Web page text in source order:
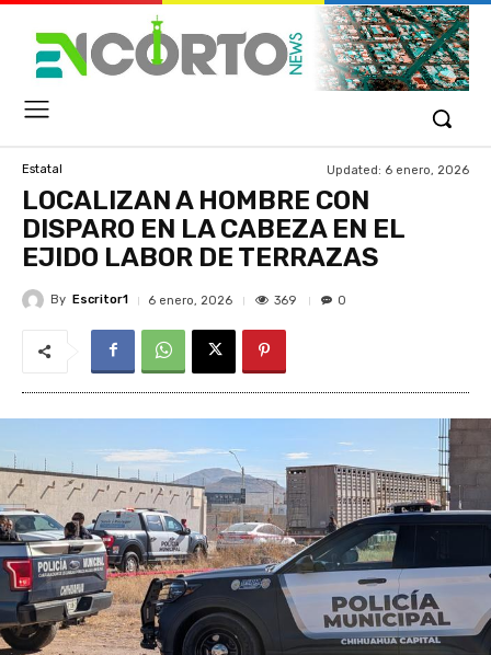
Estatal Updated: 6 enero, 2026
LOCALIZAN A HOMBRE CON
DISPARO EN LA CABEZA EN EL
EJIDO LABOR DE TERRAZAS
By Escritor1 6 enero, 2026 369 0